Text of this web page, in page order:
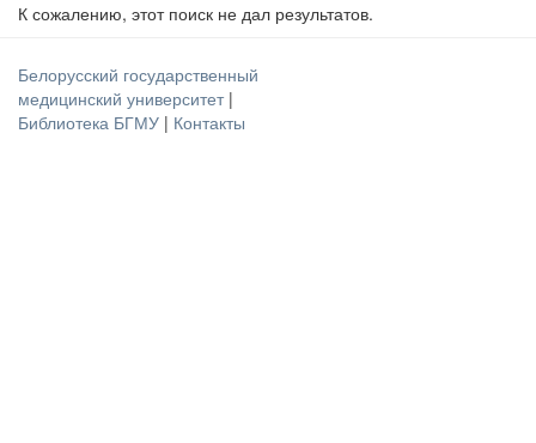
К сожалению, этот поиск не дал результатов.
Белорусский государственный
медицинский университет |
Библиотека БГМУ | Контакты